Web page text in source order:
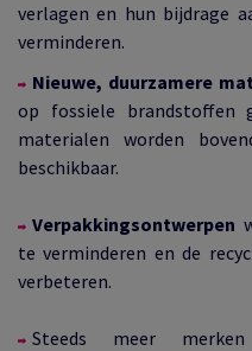
verlagen en hun bijdrage
verminderen.
Nieuwe, duurzamere
op fossiele brandstoffen
materialen worden
beschikbaar.
Verpakkingsontwerpen
te verminderen en de
verbeteren.
Steeds meer